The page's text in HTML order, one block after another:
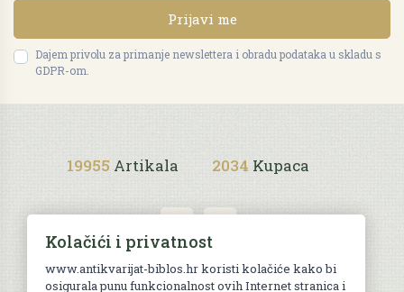
Prijavi me
Dajem privolu za primanje newslettera i obradu podataka u skladu s
GDPR-om.
19955 Artikala 2034 Kupaca
Kolačići i privatnost
www.antikvarijat-biblos.hr koristi kolačiće kako bi
osigurala punu funkcionalnost ovih Internet stranica i